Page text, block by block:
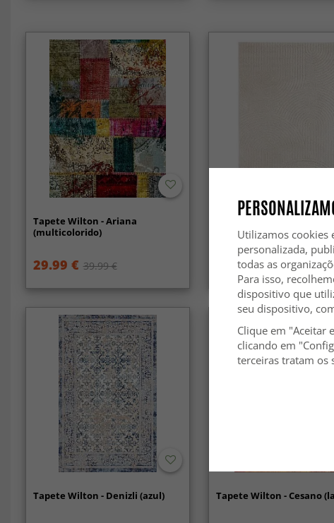
Tapete Wilton - Ariana
(multicolorido)
29.99 € 39.99 €
(offwhite)
38.99 € 54.99 €
Tapete Wilton - Denizli (azul) Tapete Wilton - Cesano
Utilizamos cookies
personalizada,
todas as
Para isso,
dispositivo que
seu dispositivo,
Clique em "Aceitar
clicando em
terceiras tratam os